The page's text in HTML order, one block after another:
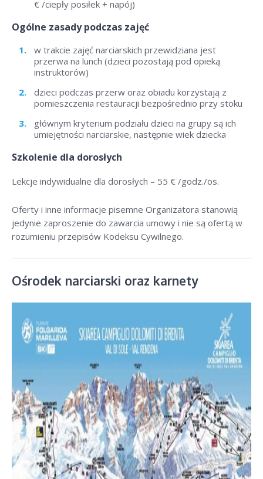
€ /ciepły posiłek + napój)
Ogólne zasady podczas zajęć
w trakcie zajęć narciarskich przewidziana jest
przerwa na lunch (dzieci pozostają pod opieką
instruktorów)
dzieci podczas przerw oraz obiadu korzystają z
pomieszczenia restauracji bezpośrednio przy stoku
głównym kryterium podziału dzieci na grupy są ich
umiejętności narciarskie, następnie wiek dziecka
Szkolenie dla dorosłych
Lekcje indywidualne dla dorosłych – 55 € /godz./os.
Oferty i inne informacje pisemne Organizatora stanowią
jedynie zaproszenie do zawarcia umowy i nie są ofertą w
rozumieniu przepisów Kodeksu Cywilnego.
Ośrodek narciarski oraz karnety